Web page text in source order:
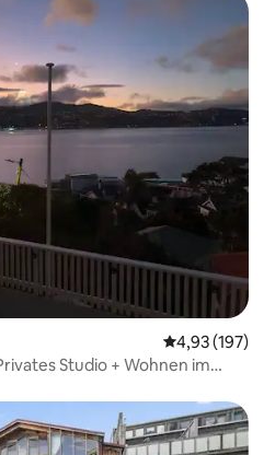
4,93 (197)
Studio + Wohnen im